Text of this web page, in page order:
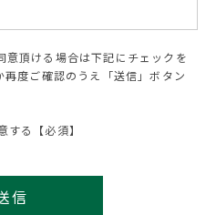
意頂ける場合は下記にチェックを
度ご確認のうえ「送信」ボタン
る【必須】